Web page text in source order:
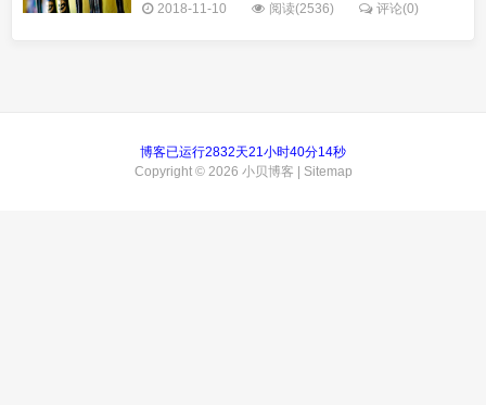
2018-11-10 阅读(2536) 评论(0)
博客已运行2832天21小时40分14秒
Copyright © 2026 小贝博客 Sitemap